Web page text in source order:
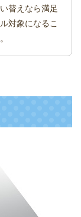
替えなら満足
対象になるこ